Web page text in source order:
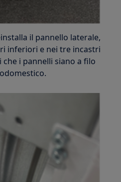
il pannello laterale,
inferiori e nei tre incastri
i pannelli siano a filo